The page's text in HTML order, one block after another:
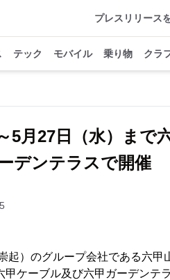
プレスリリース
テック モバイル 乗り物 クラ
5月27日（水）まで
デンテラスで開催
起）のグループ会社である六甲
ケーブル及び六甲ガーデンテ